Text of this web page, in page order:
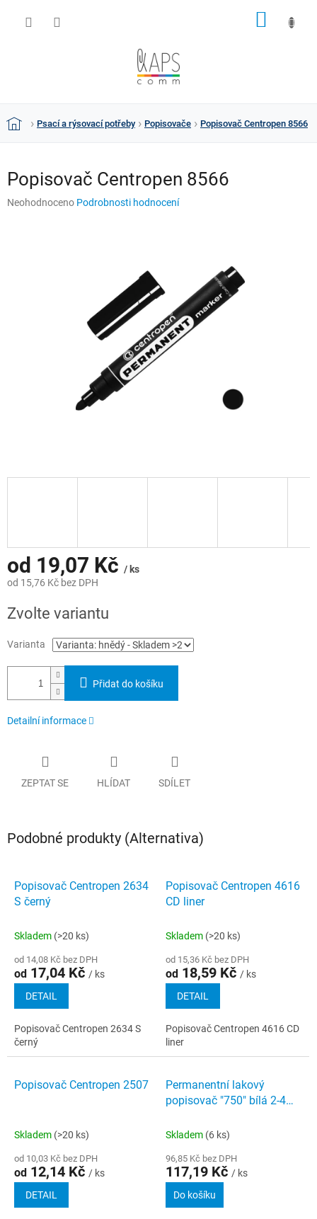
DomůPsací a rýsovací potřeby Popisovače Popisovač Centropen 8566
Popisovač Centropen 8566
Průměrné
Neohodnoceno Podrobnosti hodnocení
od 19,07 Kč / ks
od 15,76 Kč bez DPH
cena:
Zvolte variantu
Varianta
Přidat do košíku
Detailní informace
ZEPTAT SE HLÍDAT SDÍLET
Podobné produkty (Alternativa)
Popisovač Centropen 2634
S černý
Skladem (>20 ks)
od 14,08 Kč bez DPH
od 17,04 Kč / ks
DETAIL
Popisovač Centropen 2634 S
černý
Popisovač Centropen 4616
CD liner
Skladem (>20 ks)
od 15,36 Kč bez DPH
od 18,59 Kč / ks
DETAIL
Popisovač Centropen 4616 CD
liner
Popisovač Centropen 2507
Skladem (>20 ks)
od 10,03 Kč bez DPH
od 12,14 Kč / ks
DETAIL
Permanentní lakový
popisovač "750" bílá 2-4
Skladem (6 ks)
96,85 Kč bez DPH
117,19 Kč / ks
Do košíku